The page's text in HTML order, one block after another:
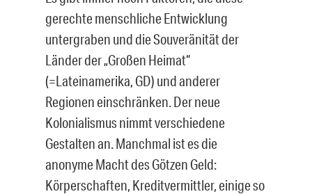
gerechte menschliche Entwicklung
untergraben und die Souveränität der
Länder der „Großen Heimat“
(=Lateinamerika, GD) und anderer
Regionen einschränken. Der neue
Kolonialismus nimmt verschiedene
Gestalten an. Manchmal ist es die
anonyme Macht des Götzen Geld:
Körperschaften, Kreditvermittler, einige so